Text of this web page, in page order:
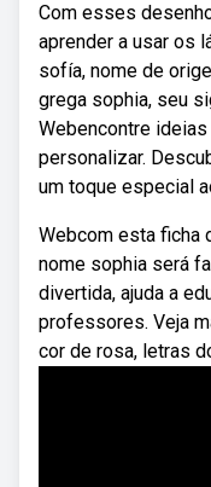
Com esses
aprender a usar os
sofía, nome de
grega sophia, seu
Webencontre
personalizar.
um toque especial
Webcom esta ficha
nome sophia será
divertida, ajuda a
professores. Veja
cor de rosa, letras